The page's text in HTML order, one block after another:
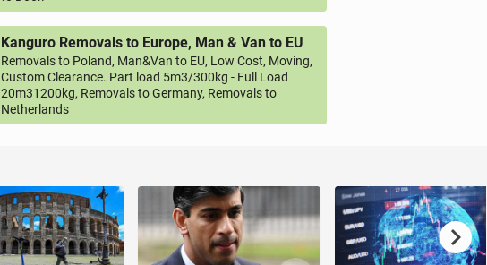
Kanguro Removals to Europe, Man & Van to EU
Removals to Poland, Man&Van to EU, Low Cost, Moving,
Custom Clearance. Part load 5m3/300kg - Full Load
20m31200kg, Removals to Germany, Removals to
Netherlands